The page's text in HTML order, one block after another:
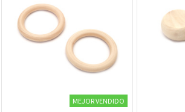
MEJOR VENDIDO